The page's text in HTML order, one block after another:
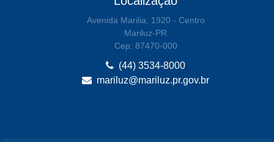
Avenida Marilia, 1920 - Centro
Mariluz-PR
Cep: 87470-000
(44) 3534-8000
mariluz@mariluz.pr.gov.br